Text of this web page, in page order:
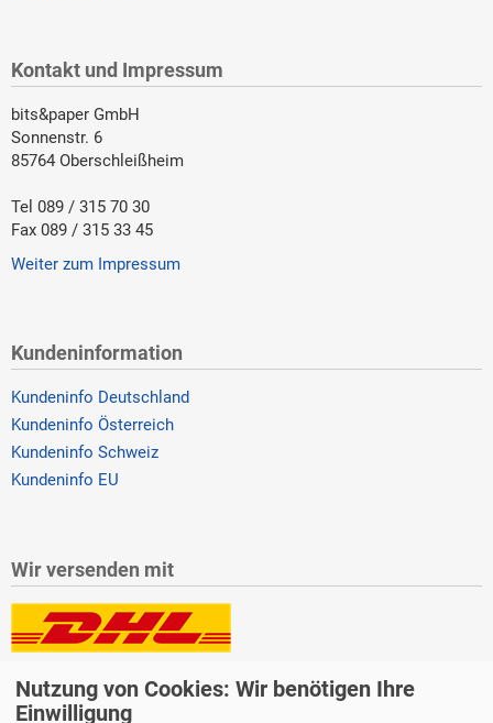
Kontakt und Impressum
bits&paper GmbH
Sonnenstr. 6
85764 Oberschleißheim
Tel 089 / 315 70 30
Fax 089 / 315 33 45
Weiter zum Impressum
Kundeninformation
Kundeninfo Deutschland
Kundeninfo Österreich
Kundeninfo Schweiz
Kundeninfo EU
Wir versenden mit
Samstagszustellung
Nutzung von Cookies: Wir benötigen Ihre
Einwilligung